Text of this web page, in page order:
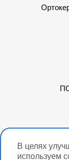
В целях
используем